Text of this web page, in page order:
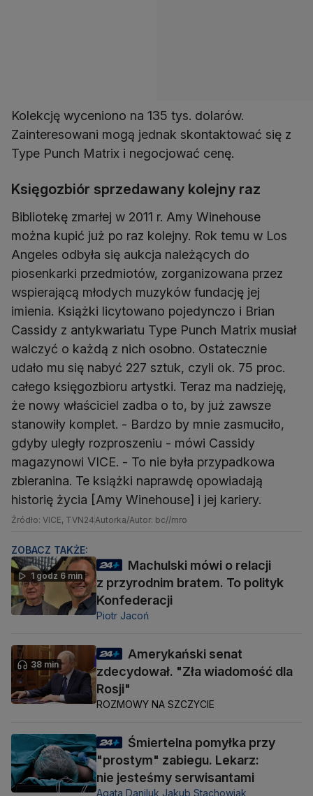
Kolekcję wyceniono na 135 tys. dolarów.
Zainteresowani mogą jednak skontaktować się z
Type Punch Matrix i negocjować cenę.
Księgozbiór sprzedawany kolejny raz
Bibliotekę zmarłej w 2011 r. Amy Winehouse
można kupić już po raz kolejny. Rok temu w Los
Angeles odbyła się aukcja należących do
piosenkarki przedmiotów, zorganizowana przez
wspierającą młodych muzyków fundację jej
imienia. Książki licytowano pojedynczo i Brian
Cassidy z antykwariatu Type Punch Matrix musiał
walczyć o każdą z nich osobno. Ostatecznie
udało mu się nabyć 227 sztuk, czyli ok. 75 proc.
całego księgozbioru artystki. Teraz ma nadzieję,
że nowy właściciel zadba o to, by już zawsze
stanowiły komplet. - Bardzo by mnie zasmuciło,
gdyby uległy rozproszeniu - mówi Cassidy
magazynowi VICE. - To nie była przypadkowa
zbieranina. Te książki naprawdę opowiadają
historię życia [Amy Winehouse] i jej kariery.
Źródło: VICE, TVN24Autorka/Autor: bc//mro
ZOBACZ TAKŻE:
1 godz 6 min
Machulski mówi o relacji
z przyrodnim bratem. To polityk
Konfederacji
Piotr Jacoń
38 min
Amerykański senat
zdecydował. "Zła wiadomość dla
Rosji"
ROZMOWY NA SZCZYCIE
Śmiertelna pomyłka przy
"prostym" zabiegu. Lekarz:
nie jesteśmy serwisantami
Agata Daniluk, Jakub Stachowiak